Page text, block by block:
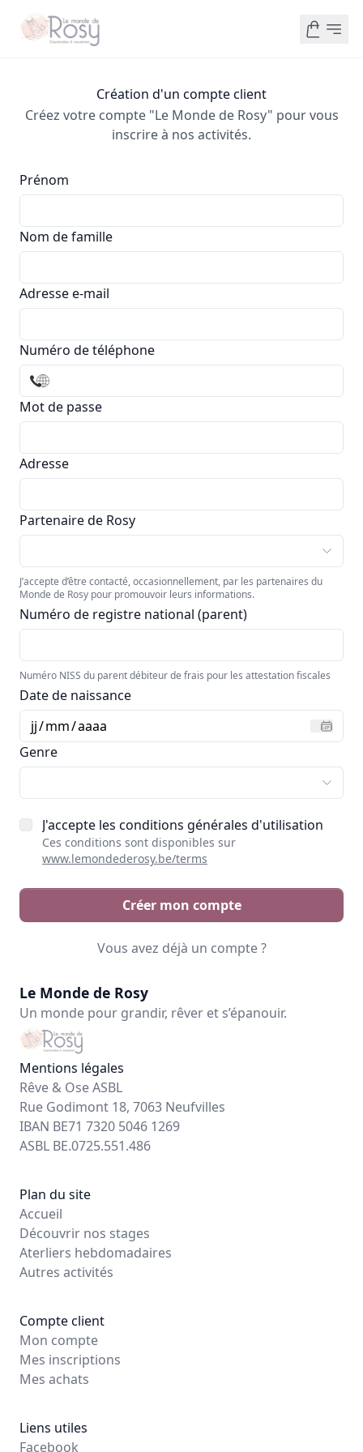
Création d'un compte client
Créez votre compte "Le Monde de Rosy" pour vous
inscrire à nos activités.
Prénom
Nom de famille
Adresse e-mail
Numéro de téléphone
Mot de passe
Adresse
Partenaire de Rosy
J’accepte d’être contacté, occasionnellement, par les partenaires du
Monde de Rosy pour promouvoir leurs informations.
Numéro de registre national (parent)
Numéro NISS du parent débiteur de frais pour les attestation fiscales
Date de naissance
jj/mm/aaaa
Genre
J'accepte les conditions générales d'utilisation
Ces conditions sont disponibles sur
www.lemondederosy.be/terms
Créer mon compte
Vous avez déjà un compte ?
Le Monde de Rosy
Un monde pour grandir, rêver et s’épanouir.
Mentions légales
Rêve & Ose ASBL
Rue Godimont 18, 7063 Neufvilles
IBAN BE71 7320 5046 1269
ASBL BE.0725.551.486
Plan du site
Accueil
Découvrir nos stages
Aterliers hebdomadaires
Autres activités
Compte client
Mon compte
Mes inscriptions
Mes achats
Liens utiles
Facebook